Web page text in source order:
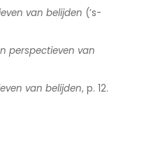
van belijden (’s-
perspectieven van
van belijden, p. 12.